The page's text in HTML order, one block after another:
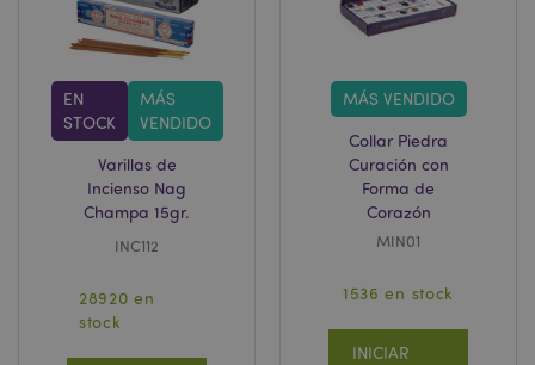
EN
STOCK
MÁS
VENDIDO
Varillas de
Incienso Nag
Champa 15gr.
INC112
28920 en
stock
MÁS VENDIDO
Collar Piedra
Curación con
Forma de
Corazón
MIN01
1536 en stock
INICIAR